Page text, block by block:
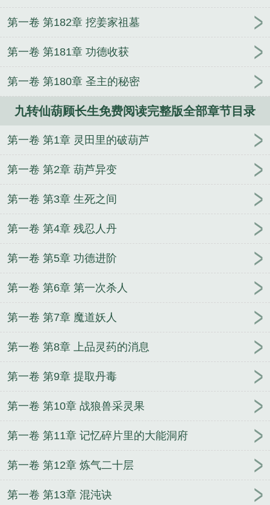
第一卷 第182章 挖姜家祖墓
第一卷 第181章 功德收获
第一卷 第180章 圣主的秘密
九转仙葫顾长生免费阅读完整版全部章节目录
第一卷 第1章 灵田里的破葫芦
第一卷 第2章 葫芦异变
第一卷 第3章 生死之间
第一卷 第4章 残忍人丹
第一卷 第5章 功德进阶
第一卷 第6章 第一次杀人
第一卷 第7章 魔道妖人
第一卷 第8章 上品灵药的消息
第一卷 第9章 提取丹毒
第一卷 第10章 战狼兽采灵果
第一卷 第11章 记忆碎片里的大能洞府
第一卷 第12章 炼气二十层
第一卷 第13章 混沌诀